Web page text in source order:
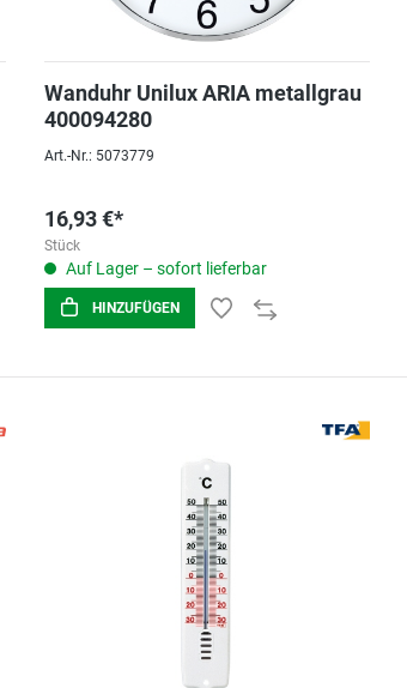
Wanduhr Unilux ARIA metallgrau
400094280
Art.-Nr.: 5073779
16,93 €*
Stück
Auf Lager – sofort lieferbar
HINZUFÜGEN